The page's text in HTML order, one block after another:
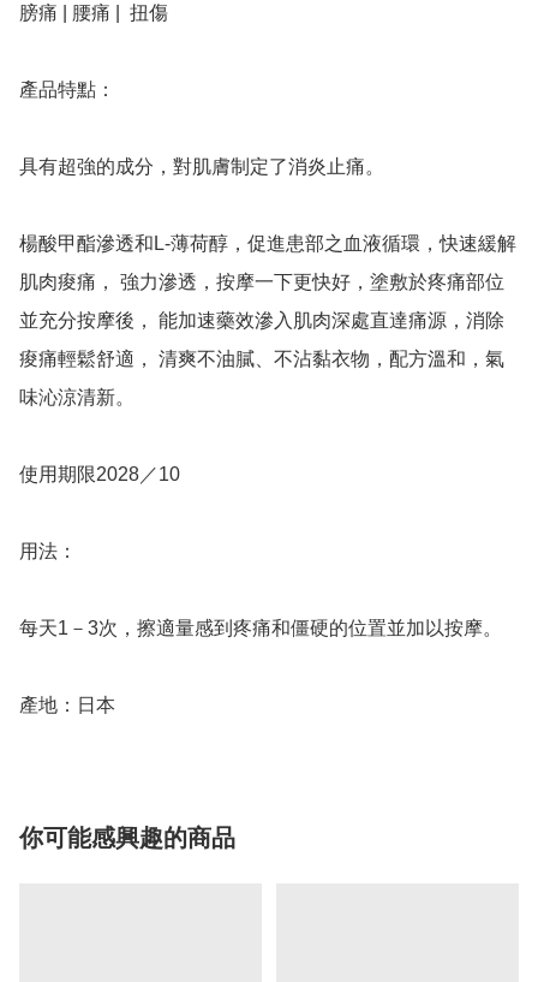
膀痛 | 腰痛 |  扭傷
產品特點：
具有超強的成分，對肌膚制定了消炎止痛。
楊酸甲酯滲透和L-薄荷醇，促進患部之血液循環，快速緩解
肌肉痠痛， 強力滲透，按摩一下更快好，塗敷於疼痛部位
並充分按摩後， 能加速藥效滲入肌肉深處直達痛源，消除
痠痛輕鬆舒適， 清爽不油膩、不沾黏衣物，配方溫和，氣
味沁涼清新。
使用期限2028／10
用法：
每天1－3次，擦適量感到疼痛和僵硬的位置並加以按摩。
你可能感興趣的商品